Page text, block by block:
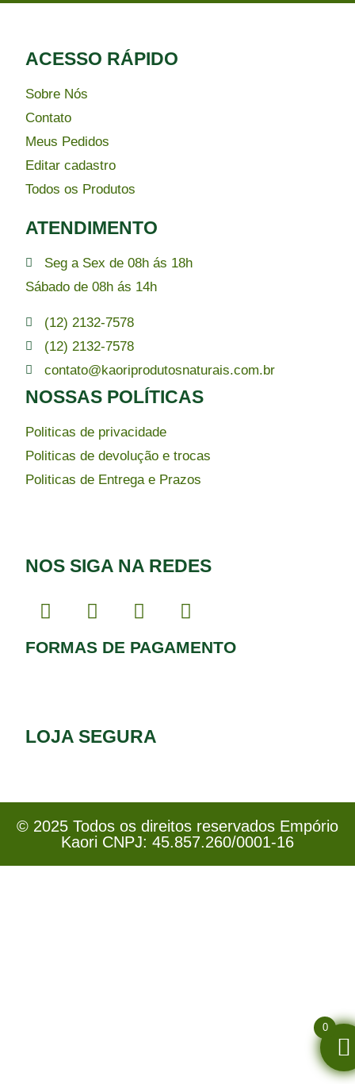
ACESSO RÁPIDO​
Sobre Nós
Contato
Meus Pedidos
Editar cadastro
Todos os Produtos
ATENDIMENTO
Seg a Sex de 08h ás 18h
Sábado de 08h ás 14h
(12) 2132-7578
(12) 2132-7578
contato@kaoriprodutosnaturais.com.br
NOSSAS POLÍTICAS
Politicas de privacidade
Politicas de devolução e trocas
Politicas de Entrega e Prazos
NOS SIGA NA REDES
FORMAS DE PAGAMENTO
LOJA SEGURA
© 2025 Todos os direitos reservados Empório
Kaori CNPJ: 45.857.260/0001-16
0